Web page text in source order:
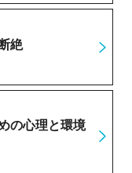
絶
の心理と環境